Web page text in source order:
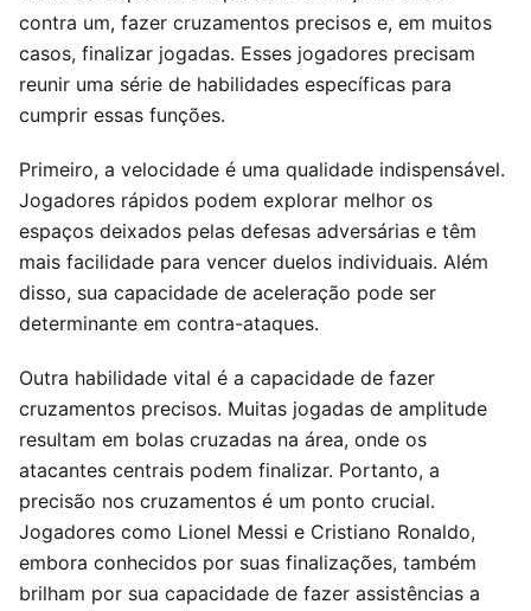
contra um, fazer cruzamentos precisos e, em muitos
casos, finalizar jogadas. Esses jogadores precisam
reunir uma série de habilidades específicas para
cumprir essas funções.
Primeiro, a velocidade é uma qualidade indispensável.
Jogadores rápidos podem explorar melhor os
espaços deixados pelas defesas adversárias e têm
mais facilidade para vencer duelos individuais. Além
disso, sua capacidade de aceleração pode ser
determinante em contra-ataques.
Outra habilidade vital é a capacidade de fazer
cruzamentos precisos. Muitas jogadas de amplitude
resultam em bolas cruzadas na área, onde os
atacantes centrais podem finalizar. Portanto, a
precisão nos cruzamentos é um ponto crucial.
Jogadores como Lionel Messi e Cristiano Ronaldo,
embora conhecidos por suas finalizações, também
brilham por sua capacidade de fazer assistências a